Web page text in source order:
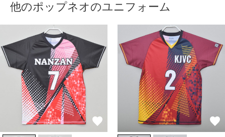
他のポップネオのユニフォーム